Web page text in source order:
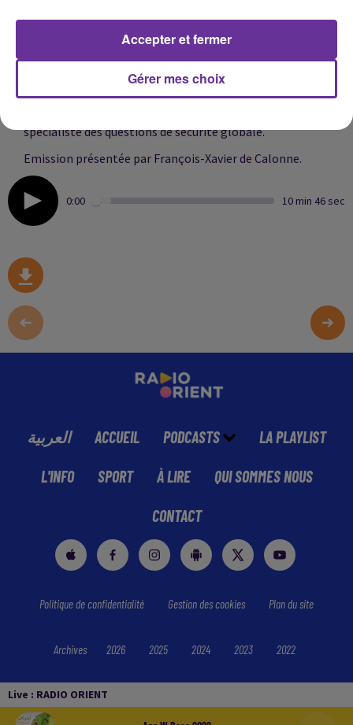
Live : RADIO ORIENT
s’agisse du réseau ou du matériel de vidéo surveillance, a
presse à sa sortie du musée.
spécialiste des questions de sécurité globale.
Emission présentée par François-Xavier de Calonne.
0:00 10 min 46 sec
العربية ACCUEIL PODCASTS LA PLAYLIST
L'INFO SPORT À LIRE QUI SOMMES NOUS
CONTACT
Politique de confidentialité Gestion des cookies Plan du site
Archives 2026 2025 2024 2023 2022
Gérer mes choix
Accepter et fermer